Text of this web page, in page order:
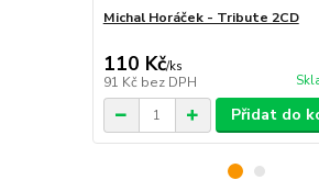
Michal Horáček - Tribute 2CD
110 Kč/ks
91 Kč bez DPH
Přidat do